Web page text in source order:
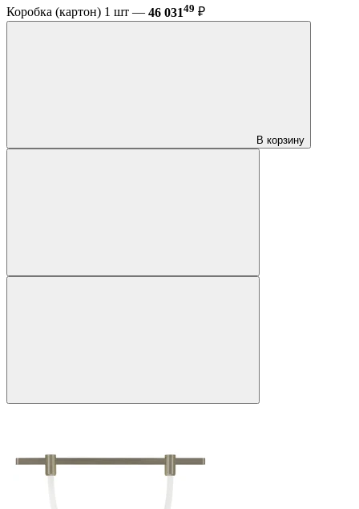
Коробка (картон) 1 шт — 46 03149 ₽
В корзину